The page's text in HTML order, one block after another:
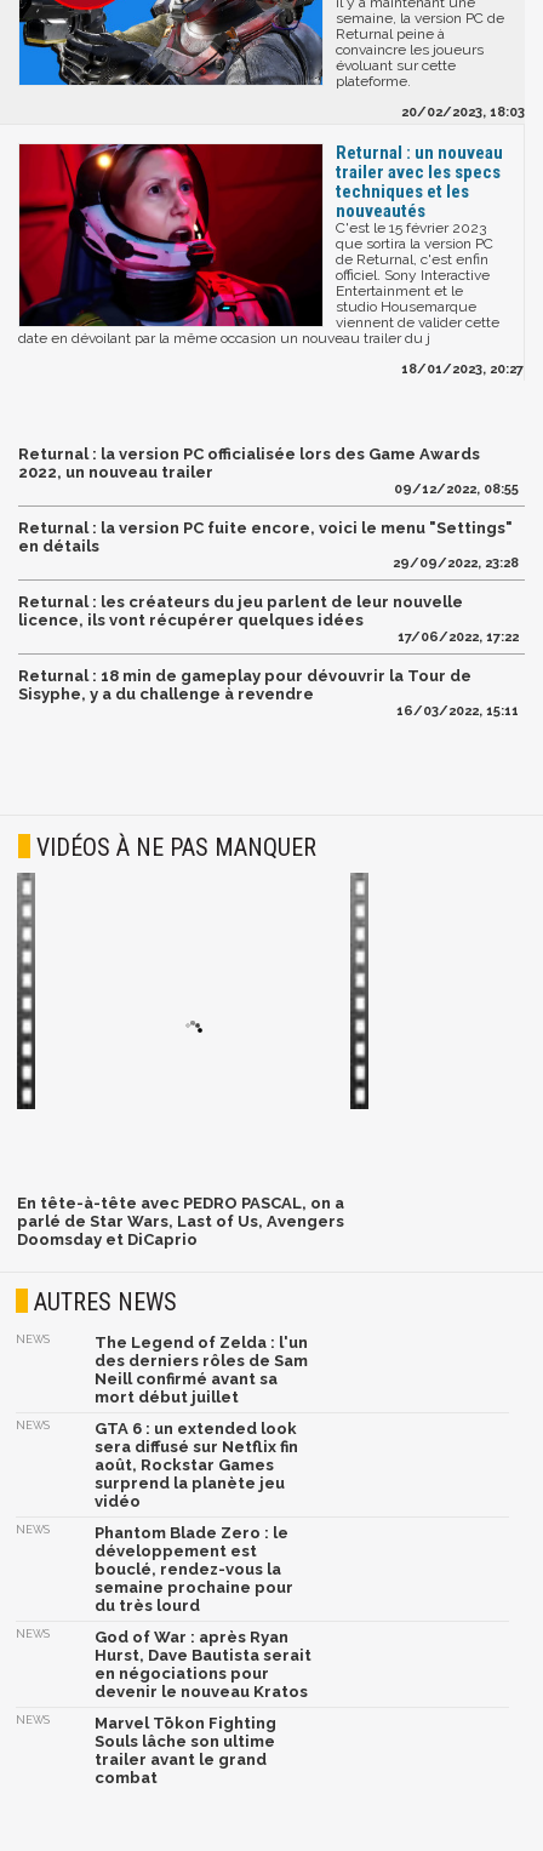
semaine, la version PC de
Returnal peine à
convaincre les joueurs
évoluant sur cette
plateforme.
20/02/2023, 18:03
Returnal : un nouveau
trailer avec les specs
techniques et les
nouveautés
C'est le 15 février 2023
que sortira la version PC
de Returnal, c'est enfin
officiel. Sony Interactive
Entertainment et le
studio Housemarque
viennent de valider cette
date en dévoilant par la même occasion un nouveau trailer du j
18/01/2023, 20:27
Returnal : la version PC officialisée lors des Game Awards
2022, un nouveau trailer
09/12/2022, 08:55
Returnal : la version PC fuite encore, voici le menu "Settings"
en détails
29/09/2022, 23:28
Returnal : les créateurs du jeu parlent de leur nouvelle
licence, ils vont récupérer quelques idées
17/06/2022, 17:22
Returnal : 18 min de gameplay pour dévouvrir la Tour de
Sisyphe, y a du challenge à revendre
16/03/2022, 15:11
VIDÉOS À NE PAS MANQUER
AUTRES NEWS
Neill confirmé avant sa
NEWS
GTA 6 : un extended look
sera diffusé sur Netflix fin
août, Rockstar Games
surprend la planète jeu
vidéo
Phantom Blade Zero : le
développement est
bouclé, rendez-vous la
semaine prochaine pour
du très lourd
God of War : après Ryan
Hurst, Dave Bautista serait
en négociations pour
devenir le nouveau Kratos
NEWS
Marvel Tōkon Fighting
Souls lâche son ultime
trailer avant le grand
combat